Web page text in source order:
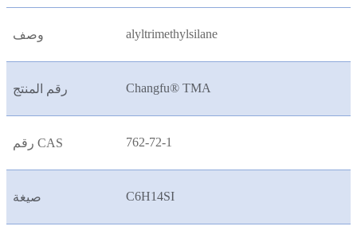
وصف alyltrimethylsilane
رقم المنتج Changfu® TMA
رقم CAS 762-72-1
صيغة C6H14SI